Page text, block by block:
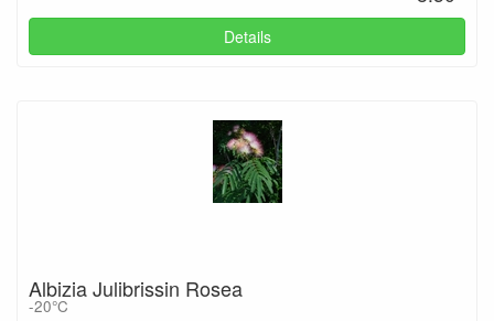
Details
Albizia Julibrissin Rosea
-20°C